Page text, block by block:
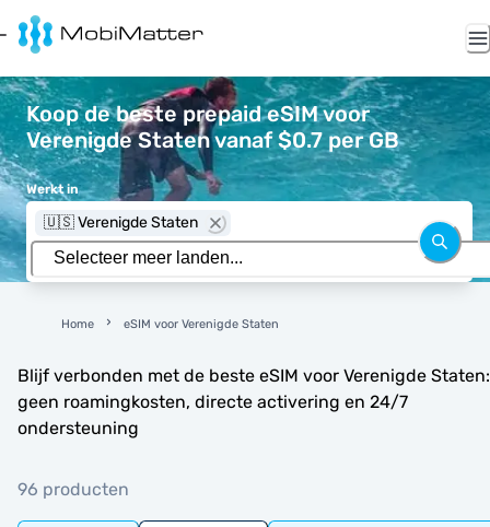
Koop de beste prepaid eSIM voor
Verenigde Staten vanaf $0.7 per GB
Werkt in
🇺🇸 Verenigde Staten
Home eSIM voor Verenigde Staten
Blijf verbonden met de beste eSIM voor Verenigde Staten:
geen roamingkosten, directe activering en 24/7
ondersteuning
96 producten